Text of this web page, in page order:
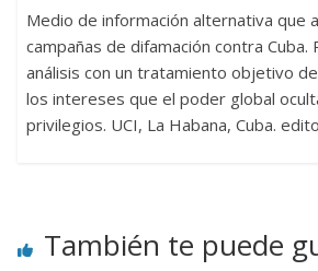
Medio de información alternativa que
campañas de difamación contra Cuba.
análisis con un tratamiento objetivo
los intereses que el poder global
privilegios. UCI, La Habana, Cuba.
También te puede